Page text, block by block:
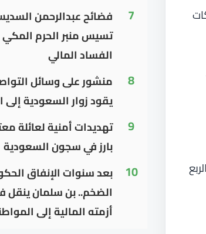
بنسبة 81.04% خلال الربع
7
فضائح عبدالرحمن
تسيس منبر الحرم المكي
الفساد المالي
8
منشور على وسائل
يقود زوار السعودية
9
تهديدات أمنية لعائلة
بارز في سجون السعودية
10
بعد سنوات الإنفاق
الضخم.. بن سلمان ينقل
أزمته المالية إلى